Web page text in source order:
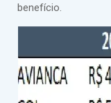
benefício.